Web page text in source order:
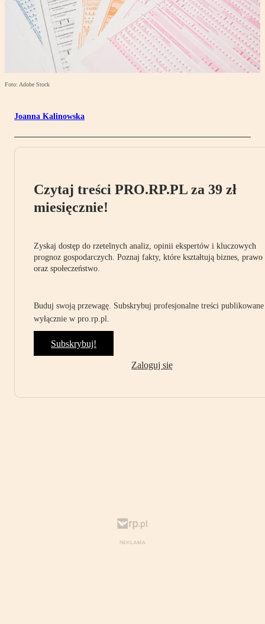
Foto: Adobe Stock
Joanna Kalinowska
Czytaj treści PRO.RP.PL za 39 zł
miesięcznie!
Zyskaj dostęp do rzetelnych analiz, opinii ekspertów i kluczowych
prognoz gospodarczych. Poznaj fakty, które kształtują biznes, prawo
oraz społeczeństwo.
Buduj swoją przewagę. Subskrybuj profesjonalne treści publikowane
wyłącznie w pro.rp.pl.
Subskrybuj!
Zaloguj się